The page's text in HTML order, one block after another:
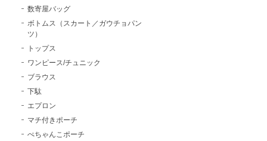
数寄屋バッグ
ボトムス（スカート／ガウチョパン
ツ）
トップス
ワンピース/チュニック
ブラウス
下駄
エプロン
マチ付きポーチ
ぺちゃんこポーチ